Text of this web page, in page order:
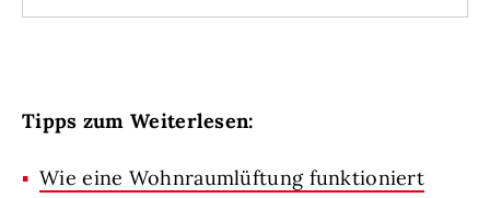
Tipps zum Weiterlesen:
Wie eine Wohnraumlüftung funktioniert